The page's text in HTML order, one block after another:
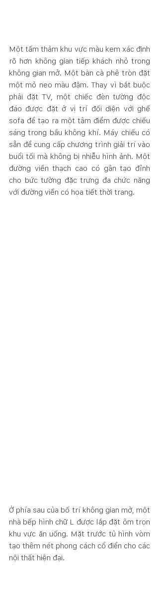
Một tấm thảm khu vực màu kem xác định
rõ hơn không gian tiếp khách nhỏ trong
không gian mở. Một bàn cà phê tròn đặt
một mỏ neo màu đậm. Thay vì bắt buộc
phải đặt TV, một chiếc đèn tường độc
đáo được đặt ở vị trí đối diện với ghế
sofa để tạo ra một tâm điểm được chiếu
sáng trong bầu không khí. Máy chiếu có
sẵn để cung cấp chương trình giải trí vào
buổi tối mà không bị nhiễu hình ảnh. Một
đường viền thạch cao có gân tạo đỉnh
cho bức tường đặc trưng đa chức năng
với đường viền có họa tiết thời trang.
Ở phía sau của bố trí không gian mở, một
nhà bếp hình chữ L được lắp đặt ôm trọn
khu vực ăn uống. Mặt trước tủ hình vòm
tạo thêm nét phong cách cổ điển cho các
nội thất hiện đại.